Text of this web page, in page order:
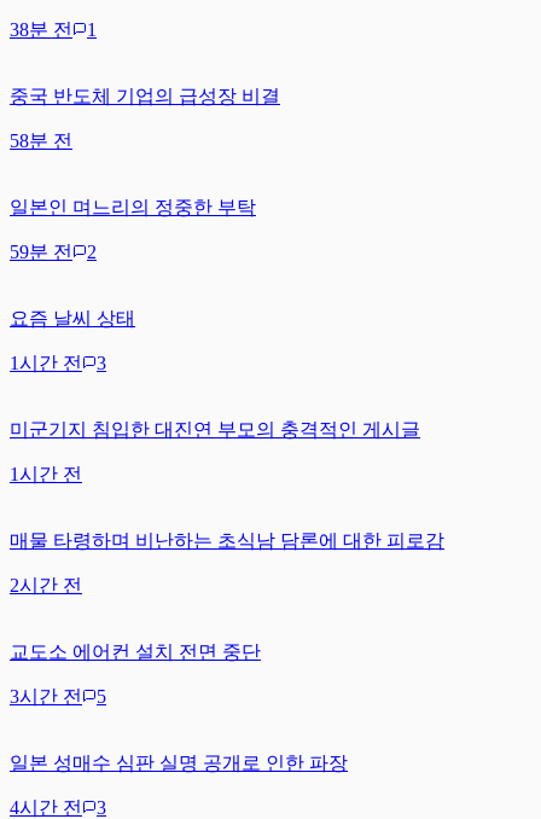
38분 전 1
중국 반도체 기업의 급성장 비결
58분 전
일본인 며느리의 정중한 부탁
59분 전 2
요즘 날씨 상태
1시간 전 3
미군기지 침입한 대진연 부모의 충격적인 게시글
1시간 전
매물 타령하며 비난하는 초식남 담론에 대한 피로감
2시간 전
교도소 에어컨 설치 전면 중단
3시간 전 5
일본 성매수 심판 실명 공개로 인한 파장
4시간 전 3